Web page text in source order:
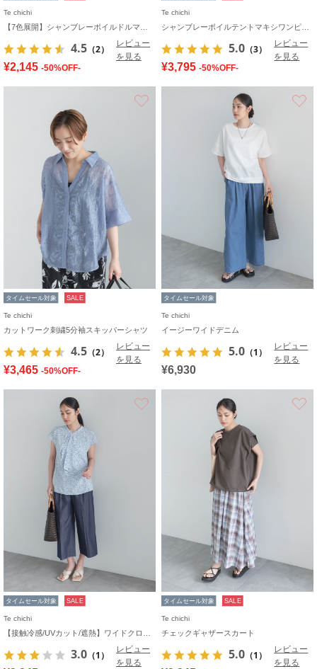
Te chichi
4.5 （2）
レビュー
を見る
¥2,145 -50%OFF-
Te chichi
5.0 （3）
レビュー
を見る
¥3,795 -50%OFF-
タイムセール対象 SALE
Te chichi
カットワーク刺繍5分袖スキッパーシャツ
4.5 （2）
レビュー
を見る
¥3,465 -50%OFF-
タイムセール対象
Te chichi
イージーワイドデニム
5.0 （1）
レビュー
を見る
¥6,930
タイムセール対象 SALE
Te chichi
3.0 （1）
レビュー
を見る
タイムセール対象 SALE
Te chichi
チェックギャザースカート
5.0 （1）
レビュー
を見る